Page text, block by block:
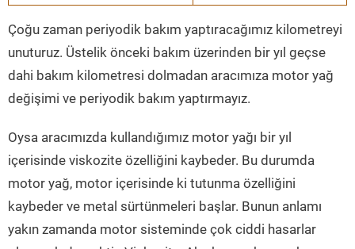
Çoğu zaman periyodik bakım yaptıracağımız kilometreyi
unuturuz. Üstelik önceki bakım üzerinden bir yıl geçse
dahi bakım kilometresi dolmadan aracımıza motor yağ
değişimi ve periyodik bakım yaptırmayız.
Oysa aracımızda kullandığımız motor yağı bir yıl
içerisinde viskozite özelliğini kaybeder. Bu durumda
motor yağ, motor içerisinde ki tutunma özelliğini
kaybeder ve metal sürtünmeleri başlar. Bunun anlamı
yakın zamanda motor sisteminde çok ciddi hasarlar